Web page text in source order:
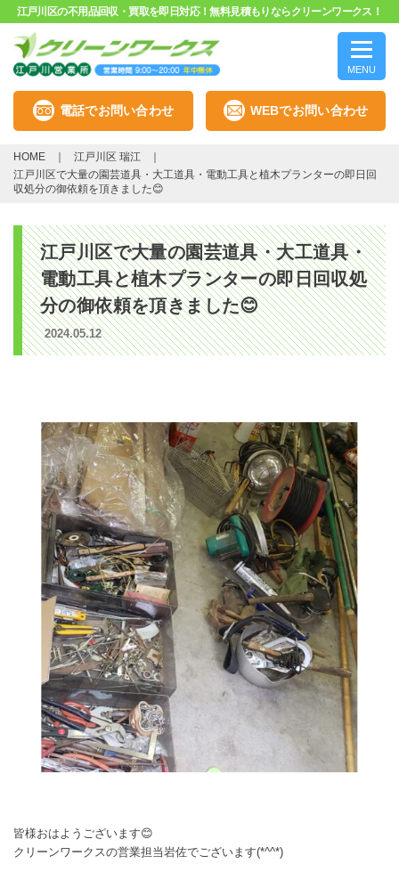
江戸川区の不用品回収・買取を即日対応！無料見積もりならクリーンワークス！
MENU
電話でお問い合わせ WEBでお問い合わせ
HOME
江戸川区 瑞江
江戸川区で大量の園芸道具・大工道具・電動工具と植木プランターの即日回
収処分の御依頼を頂きました😊
江戸川区で大量の園芸道具・大工道具・
電動工具と植木プランターの即日回収処
分の御依頼を頂きました😊
2024.05.12
皆様おはようございます😊
クリーンワークスの営業担当岩佐でございます(*^^*)